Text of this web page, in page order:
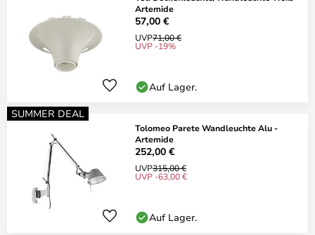
Artemide
57,00 €
UVP71,00 €
UVP -19%
Auf Lager.
SUMMER DEAL
Tolomeo Parete Wandleuchte Alu -
Artemide
252,00 €
UVP315,00 €
UVP -63,00 €
Auf Lager.